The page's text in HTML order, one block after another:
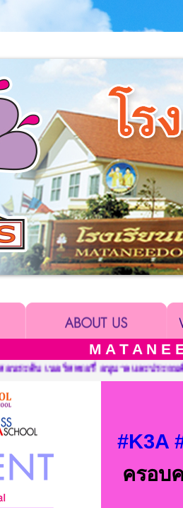
M A T A N E
Mataneedol School, Pre-
#K3A
ครอบ